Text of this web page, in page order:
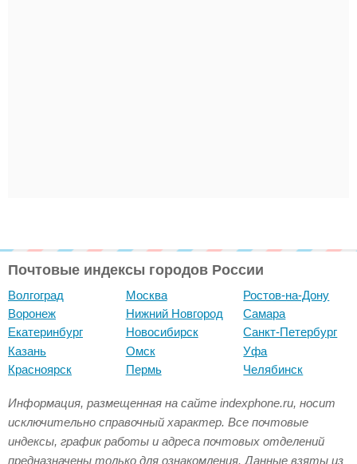
Почтовые индексы городов России
Волгоград
Воронеж
Екатеринбург
Казань
Красноярск
Москва
Нижний Новгород
Новосибирск
Омск
Пермь
Ростов-на-Дону
Самара
Санкт-Петербург
Уфа
Челябинск
Информация, размещенная на сайте indexphone.ru, носит
исключительно справочный характер. Все почтовые
индексы, график работы и адреса почтовых отделений
предназначены только для ознакомления. Данные взяты из